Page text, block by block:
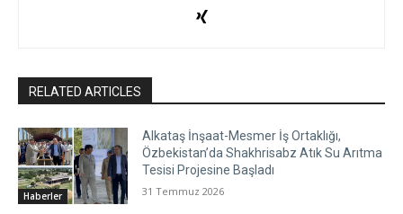
RELATED ARTICLES
Haberler
Alkataş İnşaat-Mesmer İş Ortaklığı,
Özbekistan’da Shakhrisabz Atık Su Arıtma
Tesisi Projesine Başladı
31 Temmuz 2026